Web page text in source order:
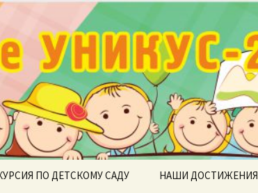
УНИКУС-2»
ПО ДЕТСКОМУ САДУ НАШИ ДОСТИЖЕНИЯ